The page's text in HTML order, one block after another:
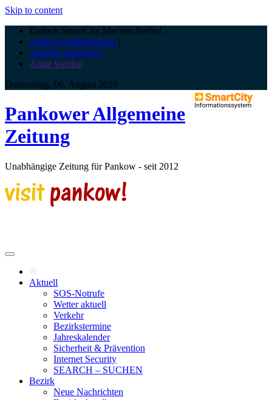
Skip to content
Einfach.SmartCity.Machen:Berlin! -
Artikel veröffentlichen |
Anzeige aufgeben |
Autor werden
Donnerstag, 06. August 2026
Pankower Allgemeine
Zeitung
Unabhängige Zeitung für Pankow - seit 2012
Aktuell
SOS-Notrufe
Wetter aktuell
Verkehr
Bezirkstermine
Jahreskalender
Sicherheit & Prävention
Internet Security
SEARCH – SUCHEN
Bezirk
Neue Nachrichten